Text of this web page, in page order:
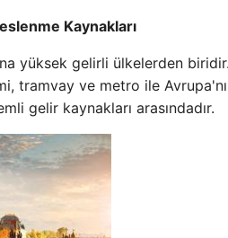
Kaynakları
yüksek gelirli ülkelerden
tramvay ve metro ile
gelir kaynakları arasındadır.